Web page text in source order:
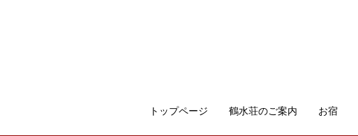
トップページ 鶴水荘のご案内 お宿